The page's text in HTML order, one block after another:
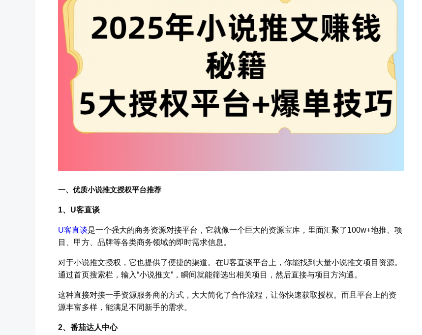
一、优质小说推文授权平台推荐
1、U客直谈
U客直谈是一个强大的商务资源对接平台，它就像一个巨大的资源宝库，里面汇聚了100w+地推、项
目、甲方、品牌等各类商务领域的即时需求信息。
对于小说推文授权，它也提供了便捷的渠道。在U客直谈平台上，你能找到大量小说推文项目资源。
通过首页搜索栏，输入“小说推文”，瞬间就能筛选出相关项目，然后直接与项目方沟通。
这种直接对接一手资源服务商的方式，大大简化了合作流程，让你快速获取授权。而且平台上的资
源丰富多样，能满足不同新手的需求。
2、番茄达人中心